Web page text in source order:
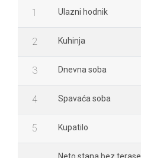
1 Ulazni hodnik
2 Kuhinja
3 Dnevna soba
4 Spavaća soba
5 Kupatilo